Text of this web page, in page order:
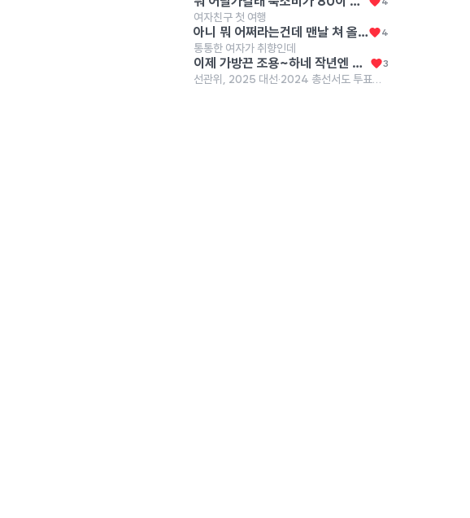
여자친구 첫 여행
아니 뭐 어쩌라는건데 맨날 쳐 올리고 4
통통한 여자가 취향인데
이제 가방끈 조용~하네 작년엔 유튜브로 세상을 배우지말라는 둥 개떼마냥 물어뜯던 사람들 어디갔나 몰라 3